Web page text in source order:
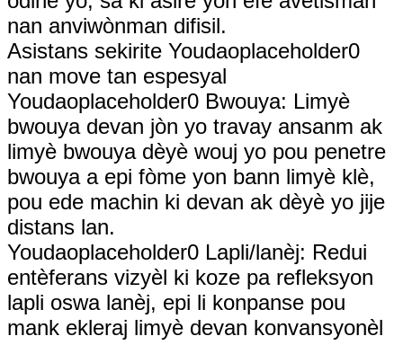
nan anviwònman difisil.
Asistans sekirite Youdaoplaceholder0
nan move tan espesyal
Youdaoplaceholder0 Bwouya: Limyè
bwouya devan jòn yo travay ansanm ak
limyè bwouya dèyè wouj yo pou penetre
bwouya a epi fòme yon bann limyè klè,
pou ede machin ki devan ak dèyè yo jije
distans lan.
Youdaoplaceholder0 Lapli/lanèj: Redui
entèferans vizyèl ki koze pa refleksyon
lapli oswa lanèj, epi li konpanse pou
mank ekleraj limyè devan konvansyonèl